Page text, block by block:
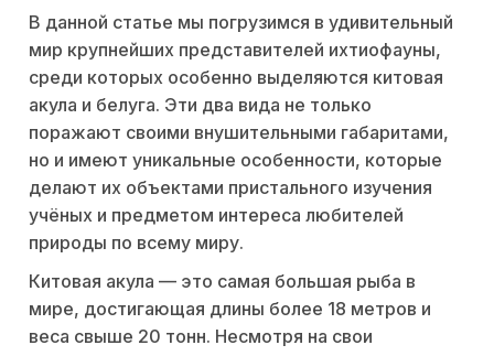
В данной статье мы погрузимся в удивительный
мир крупнейших представителей ихтиофауны,
среди которых особенно выделяются китовая
акула и белуга. Эти два вида не только
поражают своими внушительными габаритами,
но и имеют уникальные особенности, которые
делают их объектами пристального изучения
учёных и предметом интереса любителей
природы по всему миру.
Китовая акула — это самая большая рыба в
мире, достигающая длины более 18 метров и
веса свыше 20 тонн. Несмотря на свои